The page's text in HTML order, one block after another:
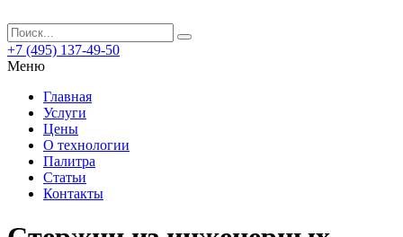
+7 (495) 137-49-50
Меню
Главная
Услуги
Цены
О технологии
Палитра
Статьи
Контакты